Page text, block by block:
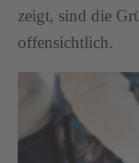
zeigt, sind die
offensichtlich.